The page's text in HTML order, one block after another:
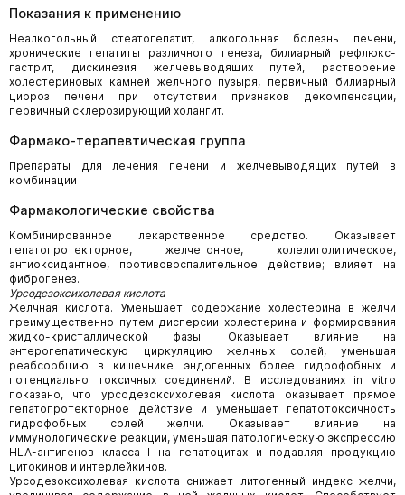
Показания к применению
Неалкогольный стеатогепатит, алкогольная болезнь печени,
хронические гепатиты различного генеза, билиарный рефлюкс-
гастрит, дискинезия желчевыводящих путей, растворение
холестериновых камней желчного пузыря, первичный билиарный
цирроз печени при отсутствии признаков декомпенсации,
первичный склерозирующий холангит.
Фармако-терапевтическая группа
Препараты для лечения печени и желчевыводящих путей в
комбинации
Фармакологические свойства
Комбинированное лекарственное средство. Оказывает
гепатопротекторное, желчегонное, холелитолитическое,
антиоксидантное, противовоспалительное действие; влияет на
фиброгенез.
Урсодезоксихолевая кислота
Желчная кислота. Уменьшает содержание холестерина в желчи
преимущественно путем дисперсии холестерина и формирования
жидко-кристаллической фазы. Оказывает влияние на
энтерогепатическую циркуляцию желчных солей, уменьшая
реабсорбцию в кишечнике эндогенных более гидрофобных и
потенциально токсичных соединений. В исследованиях in vitro
показано, что урсодезоксихолевая кислота оказывает прямое
гепатопротекторное действие и уменьшает гепатотоксичность
гидрофобных солей желчи. Оказывает влияние на
иммунологические реакции, уменьшая патологическую экспрессию
HLA-антигенов класса I на гепатоцитах и подавляя продукцию
цитокинов и интерлейкинов.
Урсодезоксихолевая кислота снижает литогенный индекс желчи,